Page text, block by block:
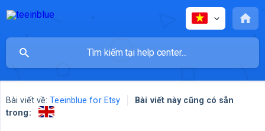
Bài viết về: Teeinblue for Etsy
Bài viết này cũng có sẵn
trong: